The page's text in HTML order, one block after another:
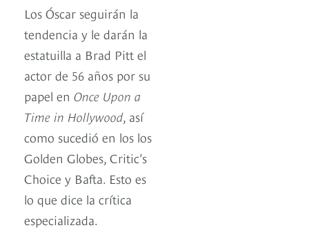
Los Óscar seguirán la
tendencia y le darán la
estatuilla a Brad Pitt el
actor de 56 años por su
papel en Once Upon a
Time in Hollywood, así
como sucedió en los los
Golden Globes, Critic’s
Choice y Bafta. Esto es
lo que dice la crítica
especializada.